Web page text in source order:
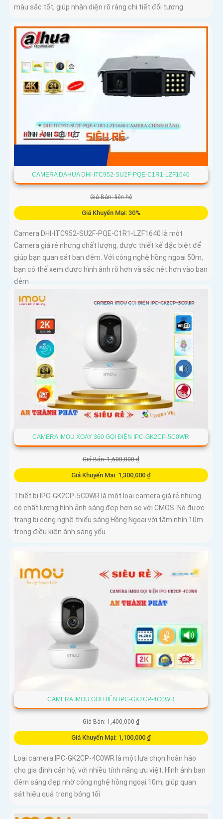
màu sắc tốt, giúp nhận diện rõ ràng chi tiết đối tượng
CAMERA DAHUA DHI-ITC952-SU2F-PQE-C1R1-LZF1640
Giá Bán: liên hệ
Giá Khuyến Mại: 30%
Camera DHI-ITC952-SU2F-PQE-C1R1-LZF1640 là một
Camera giá rẻ nhưng chất lượng, được thiết kế đặc biệt để
giúp bạn quan sát ban đêm. Với công nghệ hồng ngoại 50m,
bạn có thể xem được hình ảnh rõ hơn và sắc nét hơn vào ban
đêm
CAMERA IMOU XOAY 360 GỌI ĐIỆN IPC-GK2CP-5C0WR
Giá Bán: 1,600,000 ₫
Giá Khuyến Mại: 1,300,000 ₫
Thiết bị IPC-GK2CP-5C0WR là một loại camera giá rẻ nhưng
có chất lượng hình ảnh sáng đẹp hơn so với CMOS. Nó được
trang bị công nghệ thiếu sáng Hồng Ngoại với tầm nhìn 10m
trong điều kiện ánh sáng yếu
CAMERA IMOU GỌI ĐIỆN IPC-GK2CP-4C0WR
Giá Bán: 1,400,000 ₫
Giá Khuyến Mại: 1,100,000 ₫
Loại camera IPC-GK2CP-4C0WR là một lựa chọn hoàn hảo
cho gia đình căn hộ, với nhiều tính năng ưu việt. Hình ảnh ban
đêm sáng đẹp nhờ công nghệ hồng ngoại 10m, giúp quan
sát hiệu quả trong bóng tối